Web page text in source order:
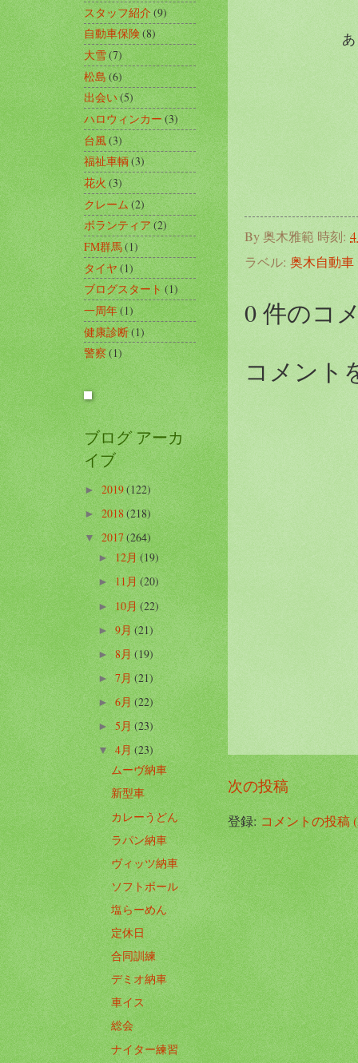
By奥木雅範 時刻:
ラベル: 奥木自動車
0 件のコ
コメント
次の投稿
登録:コメントの投稿
スタッフ紹介(9)
自動車保険(8)
大雪(7)
松島 (6)
出会い(5)
ハロウィンカー(3)
台風(3)
福祉車輌 (3)
花火(3)
クレーム(2)
ボランティア(2)
FM群馬(1)
タイヤ(1)
ブログスタート(1)
一周年(1)
健康診断(1)
警察 (1)
ブログ アーカ
イブ
►2019(122)
► 2018(218)
▼2017(264)
►12月(19)
►11月(20)
►10月(22)
► 9月(21)
► 8月(19)
►7月(21)
►6月(22)
►5月(23)
▼4月(23)
ムーヴ納車
新型車
カレーうどん
ラパン納車
ヴィッツ納車
ソフトボール
塩らーめん
定休日
合同訓練
デミオ納車
車イス
総会
ナイター練習